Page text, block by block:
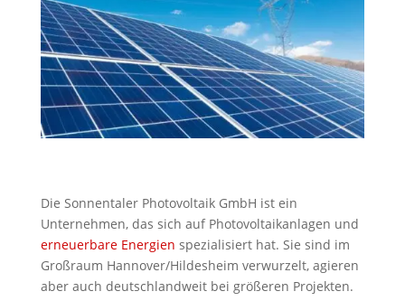
Die Sonnentaler Photovoltaik GmbH ist ein
Unternehmen, das sich auf Photovoltaikanlagen und
erneuerbare Energien spezialisiert hat. Sie sind im
Großraum Hannover/Hildesheim verwurzelt, agieren
aber auch deutschlandweit bei größeren Projekten.